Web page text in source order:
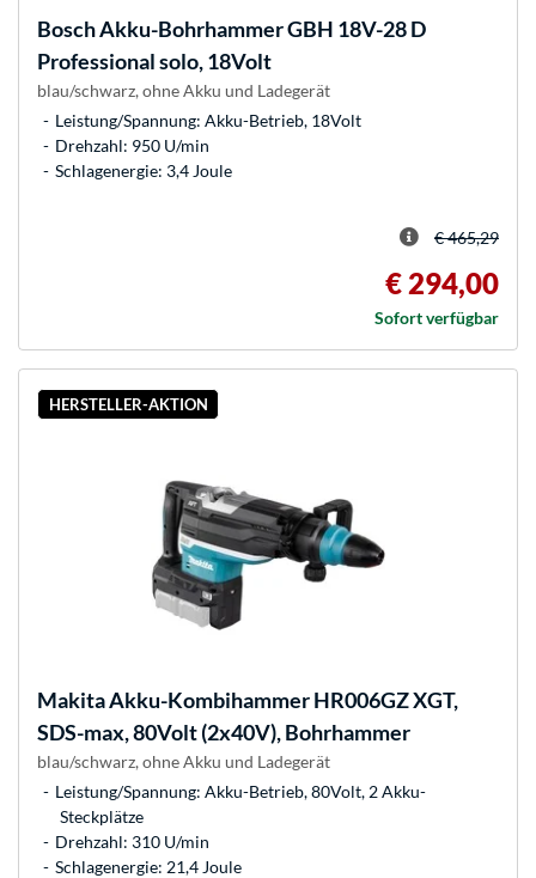
BoschAkku-Bohrhammer GBH 18V-28 D
Professional solo, 18Volt
blau/schwarz, ohne Akku und Ladegerät
Leistung/Spannung: Akku-Betrieb, 18Volt
Drehzahl: 950 U/min
Schlagenergie: 3,4 Joule
€ 465,29
€ 294,00
Sofort verfügbar
HERSTELLER-AKTION
MakitaAkku-Kombihammer HR006GZ XGT,
SDS-max, 80Volt (2x40V), Bohrhammer
blau/schwarz, ohne Akku und Ladegerät
Leistung/Spannung: Akku-Betrieb, 80Volt, 2 Akku-
Steckplätze
Drehzahl: 310 U/min
Schlagenergie: 21,4 Joule